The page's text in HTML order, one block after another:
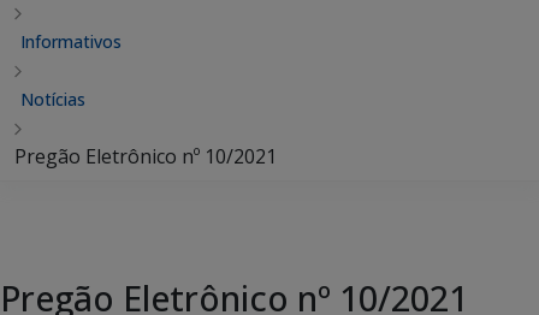
Informativos
Notícias
Pregão Eletrônico nº 10/2021
Pregão Eletrônico nº 10/2021